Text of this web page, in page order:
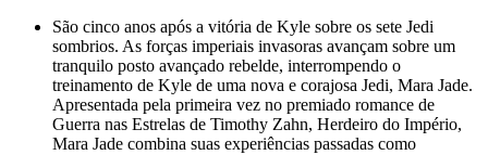
São cinco anos após a vitória de Kyle sobre os sete Jedi
sombrios. As forças imperiais invasoras avançam sobre um
tranquilo posto avançado rebelde, interrompendo o
treinamento de Kyle de uma nova e corajosa Jedi, Mara Jade.
Apresentada pela primeira vez no premiado romance de
Guerra nas Estrelas de Timothy Zahn, Herdeiro do Império,
Mara Jade combina suas experiências passadas como